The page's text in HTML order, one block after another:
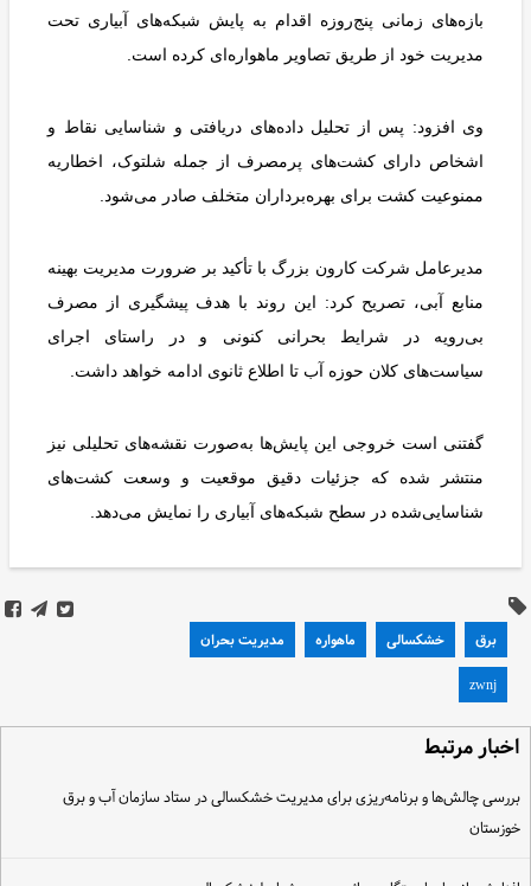
بازه‌های زمانی پنج‌روزه اقدام به پایش شبکه‌های آبیاری تحت
مدیریت خود از طریق تصاویر ماهواره‌ای کرده است.
وی افزود: پس از تحلیل داده‌های دریافتی و شناسایی نقاط و
اشخاص دارای کشت‌های پرمصرف از جمله شلتوک، اخطاریه
ممنوعیت کشت برای بهره‌برداران متخلف صادر می‌شود.
مدیرعامل شرکت کارون بزرگ با تأکید بر ضرورت مدیریت بهینه
منابع آبی، تصریح کرد: این روند با هدف پیشگیری از مصرف
بی‌رویه در شرایط بحرانی کنونی و در راستای اجرای
سیاست‌های کلان حوزه آب تا اطلاع ثانوی ادامه خواهد داشت.
گفتنی‌ است خروجی این پایش‌ها به‌صورت نقشه‌های تحلیلی نیز
منتشر شده که جزئیات دقیق موقعیت و وسعت کشت‌های
شناسایی‌شده در سطح شبکه‌های آبیاری را نمایش می‌دهد.
برق خشکسالی ماهواره مدیریت بحران
zwnj
اخبار مرتبط
بررسی چالش‌ها و برنامه‌ریزی برای مدیریت خشکسالی در ستاد سازمان آب و برق
خوزستان